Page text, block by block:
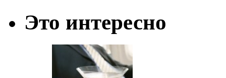
Это интересно